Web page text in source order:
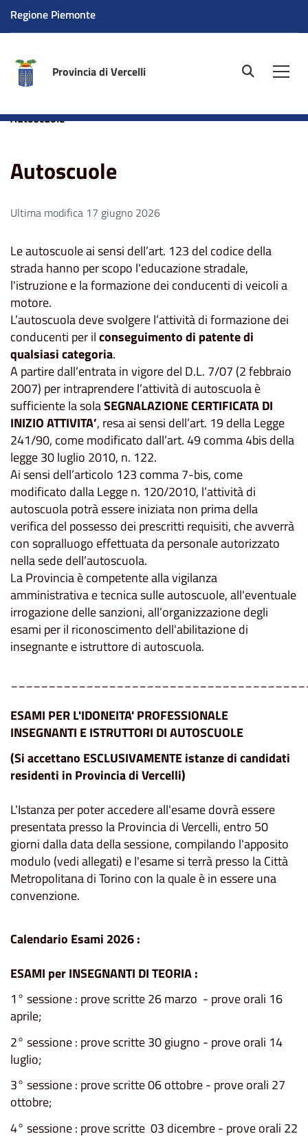
Regione Piemonte
Provincia di Vercelli site.searc
Autoscuole
Autoscuole
Ultima modifica 17 giugno 2026
Le autoscuole ai sensi dell’art. 123 del codice della
strada hanno per scopo l'educazione stradale,
l'istruzione e la formazione dei conducenti di veicoli a
motore.
L’autoscuola deve svolgere l’attività di formazione dei
conducenti per ilconseguimento di patente di
qualsiasi categoria.
A partire dall’entrata in vigore del D.L. 7/07 (2 febbraio
2007) per intraprendere l’attività di autoscuola è
sufficiente la solaSEGNALAZIONE CERTIFICATA DI
INIZIO ATTIVITA’, resa ai sensi dell’art. 19 della Legge
241/90, come modificato dall’art. 49 comma 4bis della
legge 30 luglio 2010, n. 122.
Ai sensi dell’articolo 123 comma 7-bis, come
modificato dalla Legge n. 120/2010, l’attività di
autoscuola potrà essere iniziata non prima della
verifica del possesso dei prescritti requisiti, che avverrà
con sopralluogo effettuata da personale autorizzato
nella sede dell’autoscuola.
La Provincia è competente alla vigilanza
amministrativa e tecnica sulle autoscuole, all'eventuale
irrogazione delle sanzioni, all’organizzazione degli
esami per il riconoscimento dell'abilitazione di
insegnante e istruttore di autoscuola.
ESAMI PER L'IDONEITA' PROFESSIONALE
INSEGNANTI E ISTRUTTORI DI AUTOSCUOLE
(Si accettano ESCLUSIVAMENTE istanze di candidati
residenti in Provincia di Vercelli)
L'Istanza per poter accedere all'esame dovrà essere
presentata presso la Provincia di Vercelli, entro 50
giorni dalla data della sessione, compilando l'apposito
modulo (vedi allegati) e l'esame si terrà presso la Città
Metropolitana di Torino con la quale è in essere una
convenzione.
Calendario Esami 2026 :
ESAMI per INSEGNANTI DI TEORIA :
1° sessione : prove scritte 26 marzo - prove orali 16
aprile;
2° sessione : prove scritte 30 giugno - prove orali 14
luglio;
3° sessione : prove scritte 06 ottobre - prove orali 27
ottobre;
4° sessione : prove scritte 03 dicembre - prove orali 22